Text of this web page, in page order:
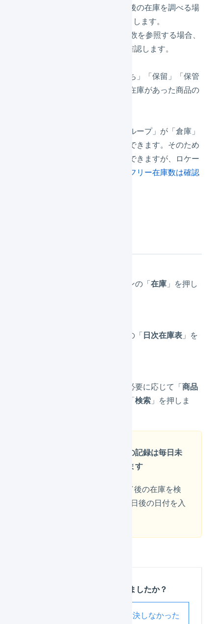
ます。ある日の業務終了後の在庫を調べる場
合は、1日後の日付を入力します。
例えば、11月末日の在庫数を参照する場合、
12月1日の日次在庫表を確認します。
」の「入庫待ち」「保留」「保管
中」「ピッキング中」の在庫があった商品の
」の「集計グループ」が「倉庫」
のものと同じ情報が確認できます。そのため
倉庫ごとの在庫数が確認できますが、ロケー
フリー在庫数は確認
メインナビゲーションの「在庫 」を押し
サブナビゲーションの「日次在庫表 」を
」を選択し、必要に応じて「商品
」を入力し、「検索 」を押しま
日次在庫表の記録は毎日未
明に行われます
ある日の業務終了後の在庫を検
索する場合は、1日後の日付を入
この記事は役に立ちましたか？
解決しなかった